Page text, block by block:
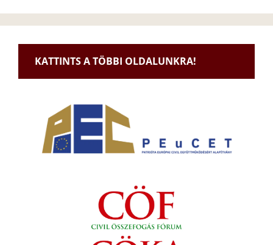
KATTINTS A TÖBBI OLDALUNKRA!